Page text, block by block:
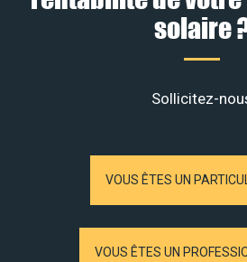
solaire
Sollicitez-
VOUS ÊTES UN
VOUS ÊTES UN